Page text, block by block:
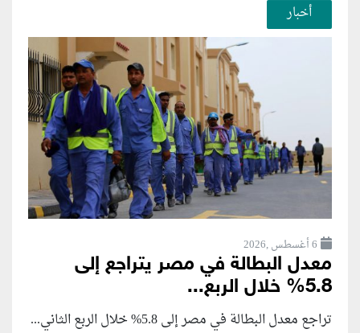
أخبار
6 أغسطس ,2026
معدل البطالة في مصر يتراجع إلى
5.8% خلال الربع...
تراجع معدل البطالة في مصر إلى 5.8% خلال الربع الثاني...